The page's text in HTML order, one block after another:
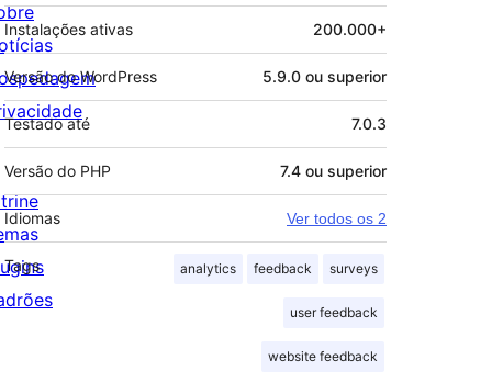
Instalações ativas 200.000+
Versão do WordPress 5.9.0 ou superior
Testado até 7.0.3
Versão do PHP 7.4 ou superior
Idiomas Ver todos os 2
Tags analytics feedback surveys
user feedback
website feedback